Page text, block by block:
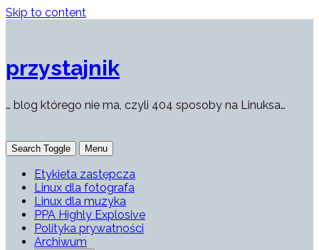
Skip to content
przystajnik
… blog którego nie ma, czyli 404 sposoby na Linuksa…
Search Toggle Menu
Etykieta zastępcza
Linux dla fotografa
Linux dla muzyka
PPA Highly Explosive
Polityka prywatności
Archiwum